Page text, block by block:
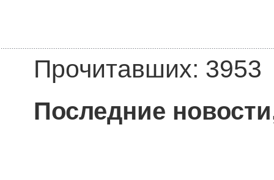
Прочитавших: 3953
Последние